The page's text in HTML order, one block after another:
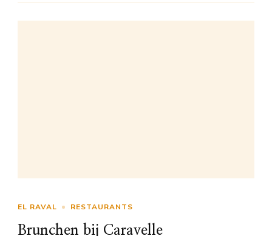
EL RAVAL RESTAURANTS
Brunchen bij Caravelle